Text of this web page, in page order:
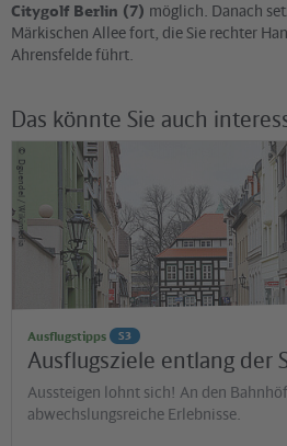
Citygolf Berlin (7) möglich. Danach
Märkischen Allee fort, die Sie rechter
Ahrensfelde führt.
Das könnte Sie auch
©
Dguendel / Wikimedia
Ausflugstipps S3
Ausflugsziele entlang der
Aussteigen lohnt sich! An den
abwechslungsreiche Erlebnisse.